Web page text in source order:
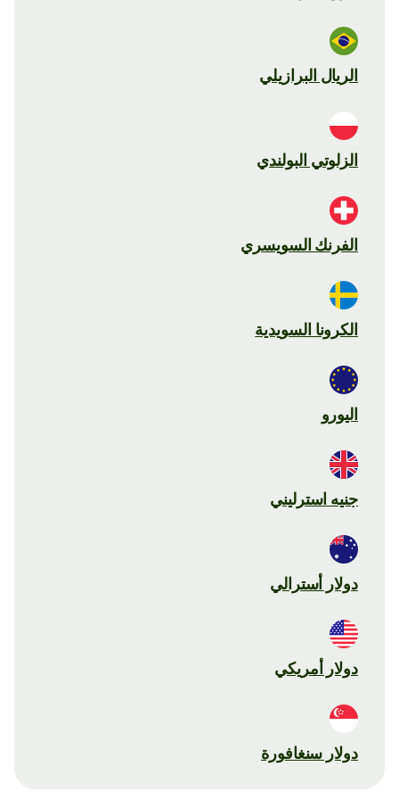
الريال البرازيلي
الزلوتي البولندي
الفرنك السويسري
الكرونا السويدية
اليورو
جنيه استرليني
دولار أسترالي
دولار أمريكي
دولار سنغافورة